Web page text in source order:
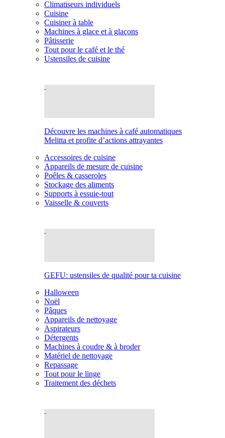
Climatiseurs individuels
Cuisine
Cuisiner à table
Machines à glace et à glaçons
Pâtisserie
Tout pour le café et le thé
Ustensiles de cuisine
Découvre les machines à café automatiques
Melitta et profite d’actions attrayantes
Accessoires de cuisine
Appareils de mesure de cuisine
Poêles & casseroles
Stockage des aliments
Supports à essuie-tout
Vaisselle & couverts
GEFU: ustensiles de qualité pour ta cuisine
Halloween
Noël
Pâques
Appareils de nettoyage
Aspirateurs
Détergents
Machines à coudre & à broder
Matériel de nettoyage
Repassage
Tout pour le linge
Traitement des déchets